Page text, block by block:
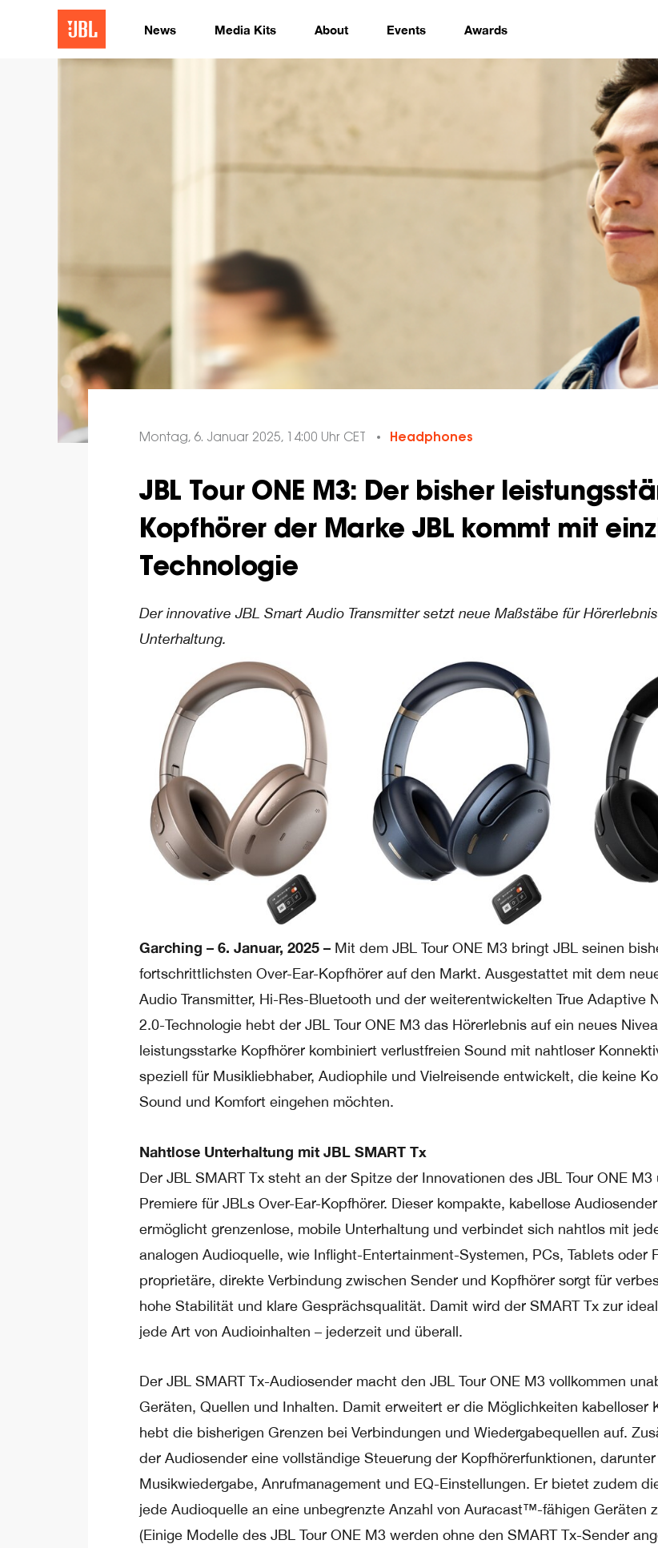
News Media Kits About Events Awards
Montag, 6. Januar 2025, 14:00 Uhr CET Headphones
JBL Tour ONE M3: Der bisher
Kopfhörer der Marke JBL kommt mit
Technologie
Der innovative JBL Smart Audio Transmitter setzt neue Maßstäbe für
Unterhaltung.
Garching – 6. Januar, 2025 – Mit dem JBL Tour ONE M3 bringt JBL seinen
fortschrittlichsten Over-Ear-Kopfhörer auf den Markt. Ausgestattet mit dem
Audio Transmitter, Hi-Res-Bluetooth und der weiterentwickelten True Adaptive
2.0-Technologie hebt der JBL Tour ONE M3 das Hörerlebnis auf ein neues
leistungsstarke Kopfhörer kombiniert verlustfreien Sound mit nahtloser
speziell für Musikliebhaber, Audiophile und Vielreisende entwickelt, die keine
Sound und Komfort eingehen möchten.
Nahtlose Unterhaltung mit JBL SMART Tx
Der JBL SMART Tx steht an der Spitze der Innovationen des JBL Tour ONE
Premiere für JBLs Over-Ear-Kopfhörer. Dieser kompakte, kabellose
ermöglicht grenzenlose, mobile Unterhaltung und verbindet sich nahtlos mit
analogen Audioquelle, wie Inflight-Entertainment-Systemen, PCs, Tablets oder
proprietäre, direkte Verbindung zwischen Sender und Kopfhörer sorgt für
hohe Stabilität und klare Gesprächsqualität. Damit wird der SMART Tx zur
jede Art von Audioinhalten – jederzeit und überall.
Der JBL SMART Tx-Audiosender macht den JBL Tour ONE M3 vollkommen
Geräten, Quellen und Inhalten. Damit erweitert er die Möglichkeiten kabelloser
hebt die bisherigen Grenzen bei Verbindungen und Wiedergabequellen auf.
der Audiosender eine vollständige Steuerung der Kopfhörerfunktionen, darunter
Musikwiedergabe, Anrufmanagement und EQ-Einstellungen. Er bietet zudem
jede Audioquelle an eine unbegrenzte Anzahl von Auracast™-fähigen Geräten
(Einige Modelle des JBL Tour ONE M3 werden ohne den SMART Tx-Sender